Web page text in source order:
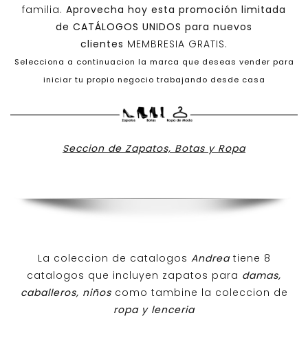
familia. Aprovecha hoy esta promoción limitada
de CATÁLOGOS UNIDOS para nuevos
clientes MEMBRESIA GRATIS.
Selecciona a continuacion la marca que deseas vender para
iniciar tu propio negocio trabajando desde casa
Seccion de Zapatos, Botas y Ropa
La coleccion de catalogos Andreatiene 8
catalogos que incluyen zapatos para damas,
caballeros, niños como tambine la coleccion de
ropa y lenceria